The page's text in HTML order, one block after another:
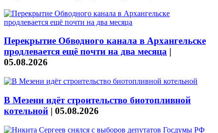
Перекрытие Обводного канала в Архангельске
продлевается ещё почти на два месяца |
05.08.2026
В Мезени идёт строительство биотопливной
котельной | 05.08.2026